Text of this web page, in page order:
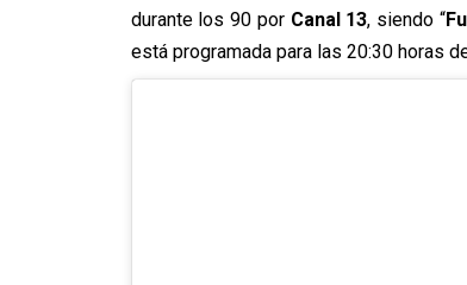
durante los 90 por Canal 13, siendo “
está programada para las 20:30 horas